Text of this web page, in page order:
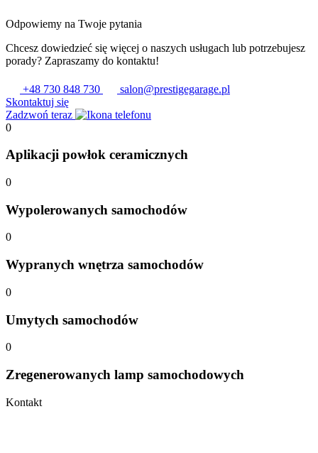
Odpowiemy na Twoje pytania
Chcesz dowiedzieć się więcej o naszych usługach lub potrzebujesz
porady? Zapraszamy do kontaktu!
+48 730 848 730
salon@prestigegarage.pl
Skontaktuj się
Zadzwoń teraz
0
Aplikacji powłok ceramicznych
0
Wypolerowanych samochodów
0
Wypranych wnętrza samochodów
0
Umytych samochodów
0
Zregenerowanych lamp samochodowych
Kontakt